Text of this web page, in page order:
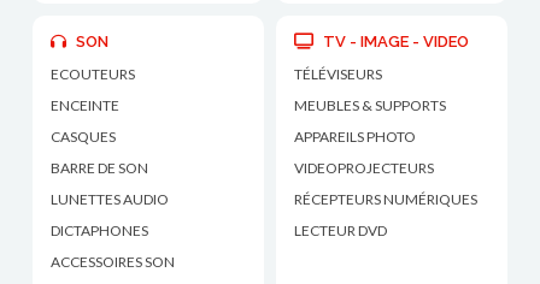
SON
ECOUTEURS
ENCEINTE
CASQUES
BARRE DE SON
LUNETTES AUDIO
DICTAPHONES
ACCESSOIRES SON
TV - IMAGE - VIDEO
TÉLÉVISEURS
MEUBLES & SUPPORTS
APPAREILS PHOTO
VIDEOPROJECTEURS
RÉCEPTEURS NUMÉRIQUES
LECTEUR DVD